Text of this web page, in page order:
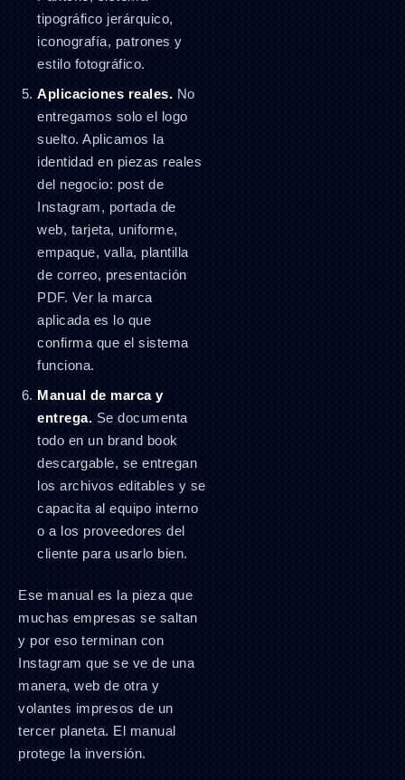
tipográfico jerárquico,
iconografía, patrones y
estilo fotográfico.
Aplicaciones reales. No
entregamos solo el logo
suelto. Aplicamos la
identidad en piezas reales
del negocio: post de
Instagram, portada de
web, tarjeta, uniforme,
empaque, valla, plantilla
de correo, presentación
PDF. Ver la marca
aplicada es lo que
confirma que el sistema
funciona.
Manual de marca y
entrega. Se documenta
todo en un brand book
descargable, se entregan
los archivos editables y se
capacita al equipo interno
o a los proveedores del
cliente para usarlo bien.
Ese manual es la pieza que
muchas empresas se saltan
y por eso terminan con
Instagram que se ve de una
manera, web de otra y
volantes impresos de un
tercer planeta. El manual
protege la inversión.